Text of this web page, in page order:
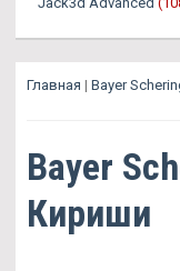
Главная | Bayer
Bayer
Кириши